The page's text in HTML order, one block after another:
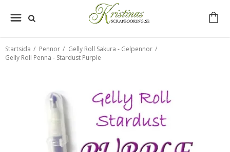
Startsida / Pennor / Gelly Roll Sakura - Gelpennor /
Gelly Roll Penna - Stardust Purple